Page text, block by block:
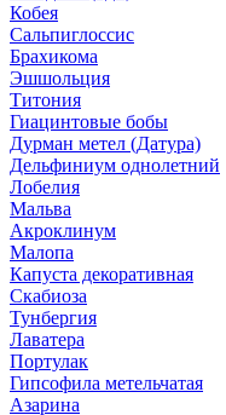
Кобея
Сальпиглоссис
Брахикома
Эшшольция
Титония
Гиацинтовые бобы
Дурман метел (Датура)
Дельфиниум однолетний
Лобелия
Мальва
Акроклинум
Малопа
Капуста декоративная
Скабиоза
Тунбергия
Лаватера
Портулак
Гипсофила метельчатая
Азарина